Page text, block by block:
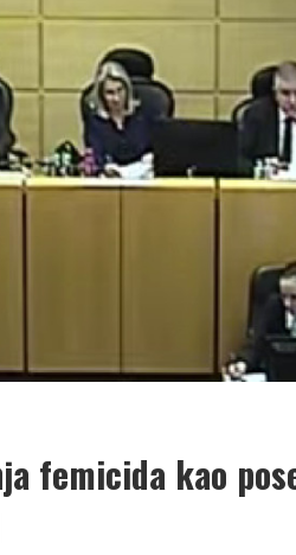
femicida kao